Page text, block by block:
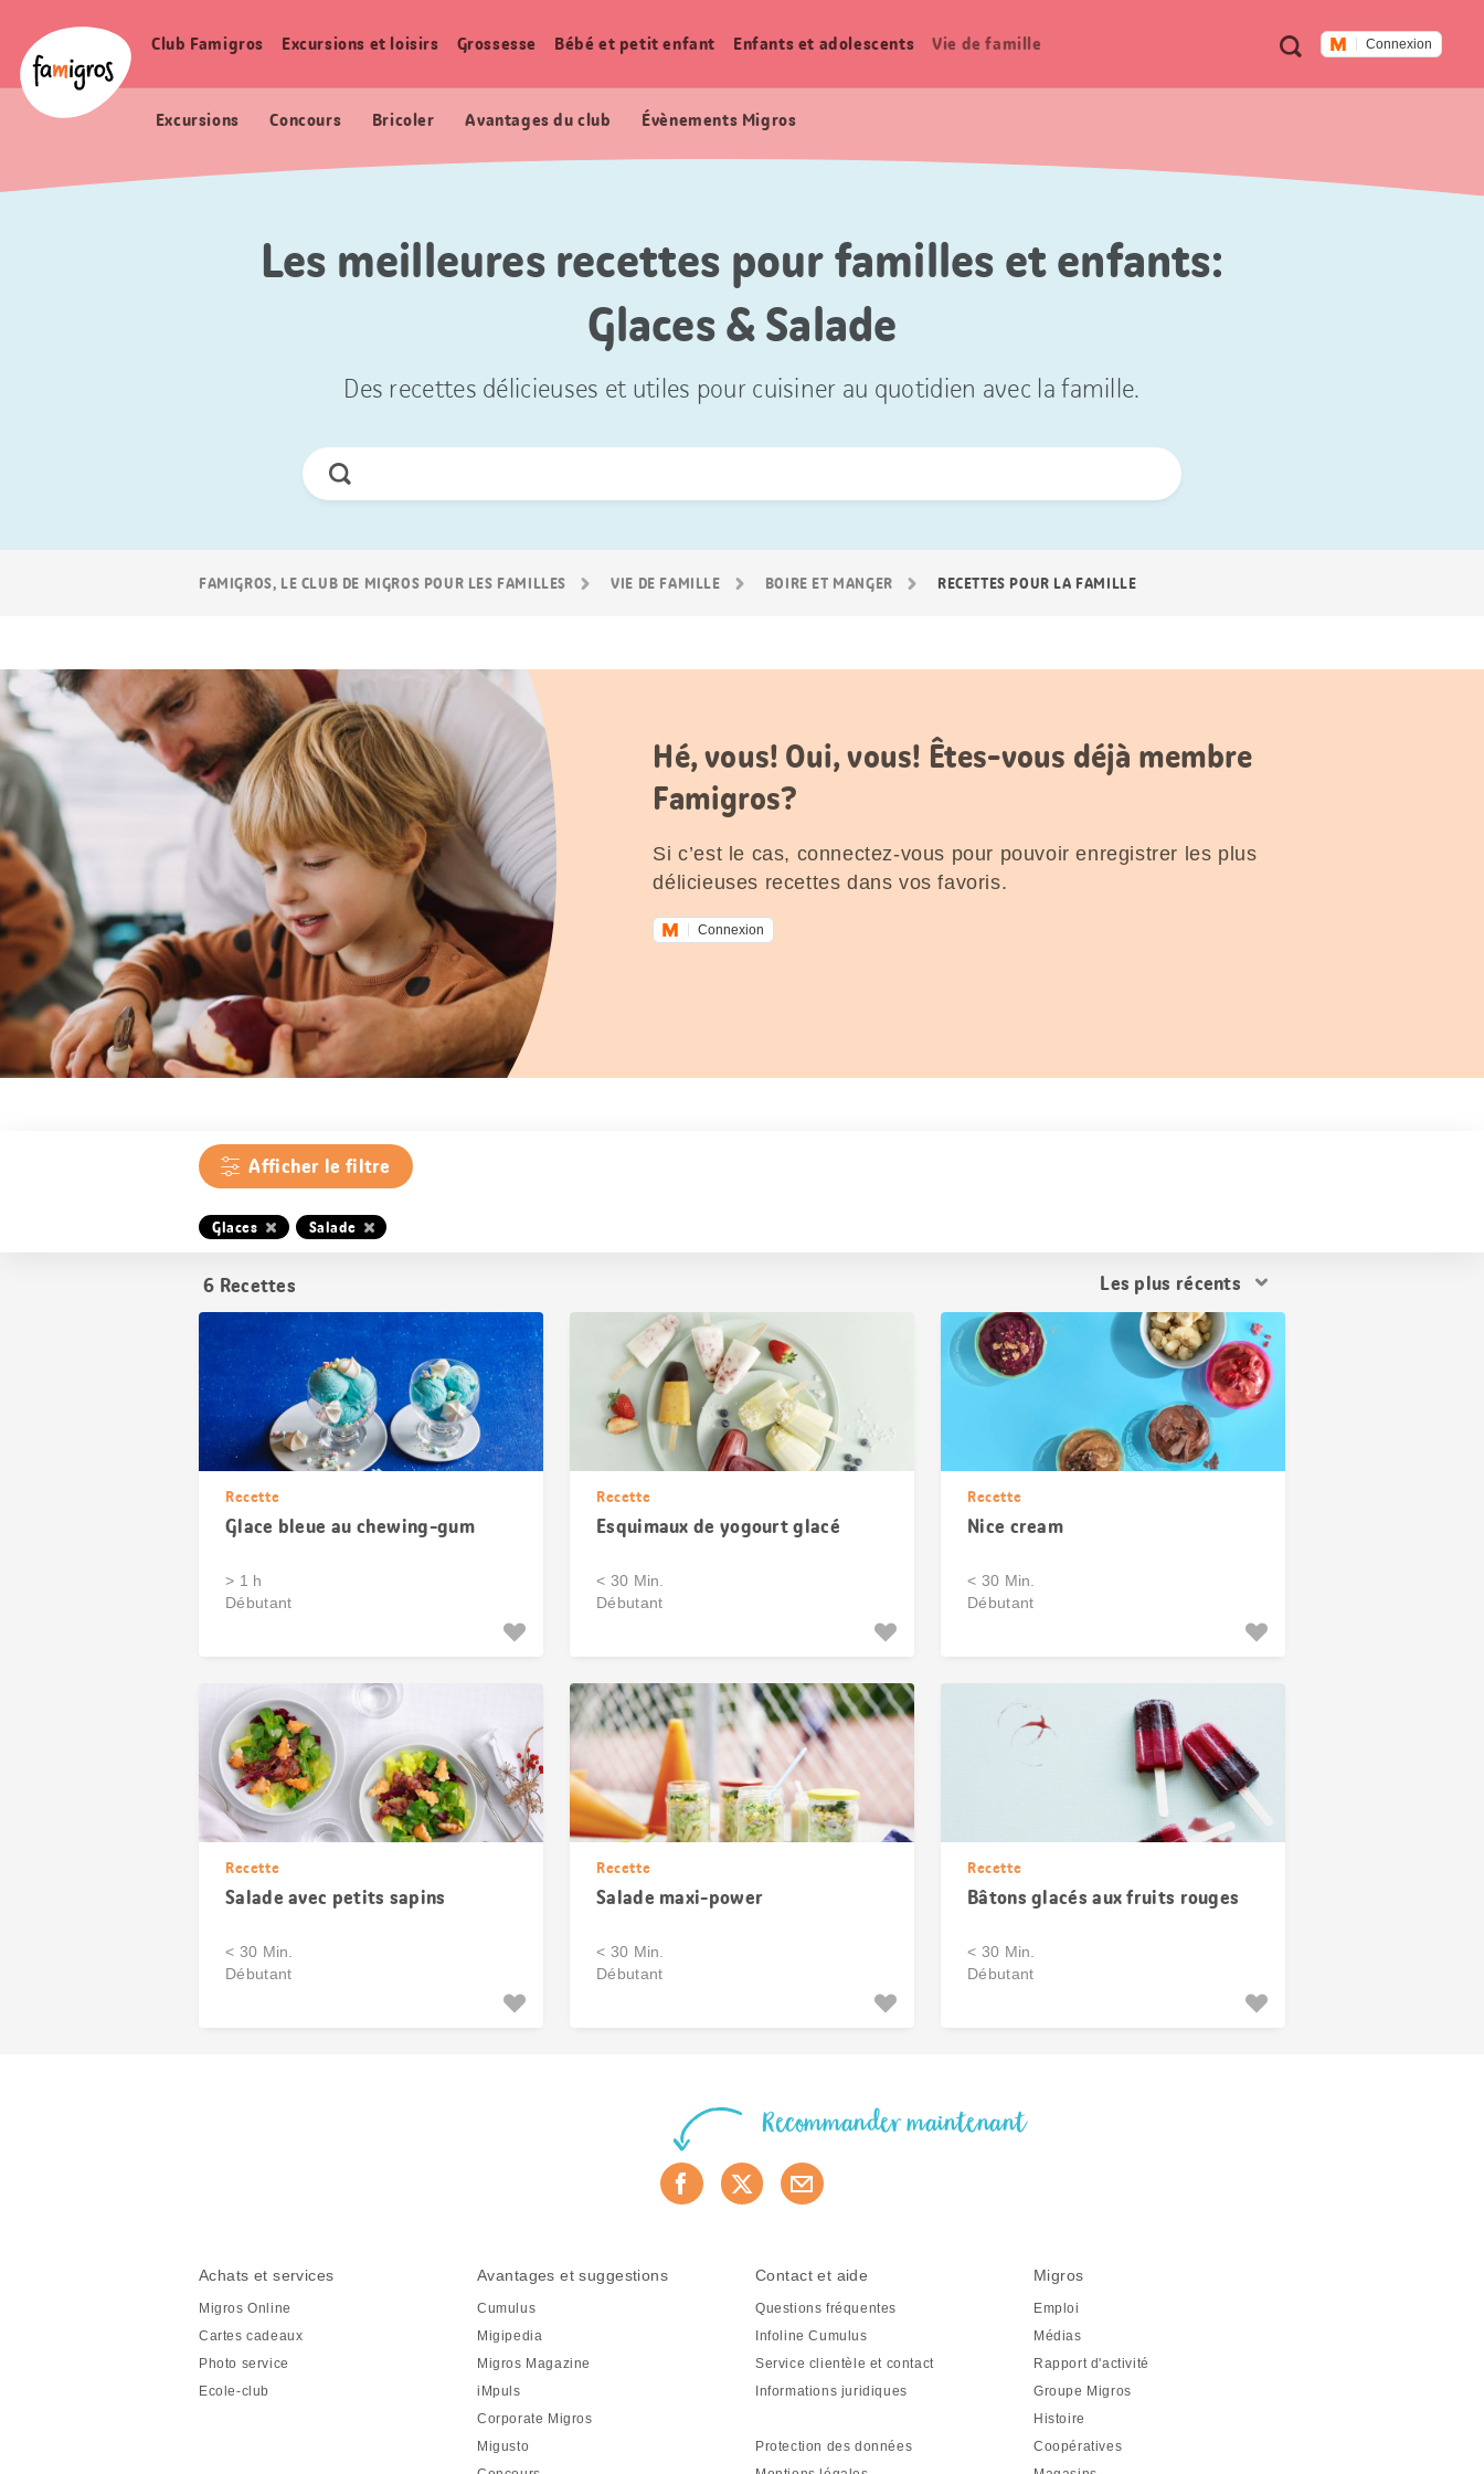
navigation
Logo
Métanavigation
RechercheConnexion
Navigation
Club Famigros Excursions et loisirs Grossesse Bébé et petit enfant Enfants et adolescents Vie de famille
Excursions Concours Bricoler Avantages du club Évènements Migros
Les meilleures recettes pour familles et enfants:
Glaces & Salade
Des recettes délicieuses et utiles pour cuisiner au quotidien avec la famille.
Chercher
FAMIGROS, LE CLUB DE MIGROS POUR LES FAMILLES VIE DE FAMILLE BOIRE ET MANGER RECETTES POUR LA FAMILLE
Hé, vous! Oui, vous! Êtes-vous déjà membre
Famigros?
Si c’est le cas, connectez-vous pour pouvoir enregistrer les plus
délicieuses recettes dans vos favoris.
Connexion
Afficher le filtre
Glaces Salade
6 Recettes
Trier
résultats
Recette
Glace bleue au chewing-gum
> 1 h
Débutant
Recette
Esquimaux de yogourt glacé
< 30 Min.
Débutant
Recette
Nice cream
< 30 Min.
Débutant
Recette
Salade avec petits sapins
< 30 Min.
Débutant
Recette
Salade maxi-power
< 30 Min.
Débutant
Recette
Bâtons glacés aux fruits rouges
< 30 Min.
Débutant
Recommander maintenant
Achats et services
Migros Online
Cartes cadeaux
Photo service
Ecole-club
Avantages et suggestions
Cumulus
Migipedia
Migros Magazine
iMpuls
Corporate Migros
Migusto
Contact et aide
Questions fréquentes
Infoline Cumulus
Service clientèle et contact
Informations juridiques
Protection des données
Migros
Emploi
Médias
Rapport d'activité
Groupe Migros
Histoire
Coopératives